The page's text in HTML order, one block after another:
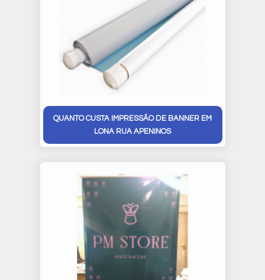
QUANTO CUSTA IMPRESSÃO DE BANNER EM
LONA RUA APENINOS